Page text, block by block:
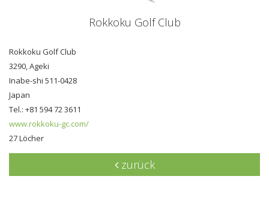
Rokkoku Golf Club
Rokkoku Golf Club
3290, Ageki
Inabe-shi 511-0428
Japan
Tel.: +81 594 72 3611
www.rokkoku-gc.com/
27 Löcher
zurück